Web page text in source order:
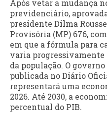
Após vetar a mudança
previdenciário,
presidente Dilma
Provisória (MP) 676,
em que a fórmula para
varia
da população. O
publicada no Diário
representará uma
2026. Até 2030, a
percentual do PIB.